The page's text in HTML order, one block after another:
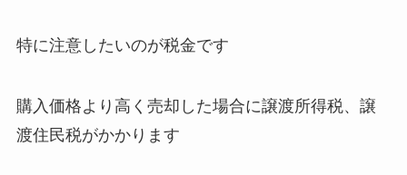
特に注意したいのが税金です
購入価格より高く売却した場合に譲渡所得税、譲
渡住民税がかかります